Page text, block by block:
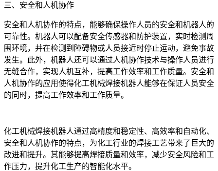
三、安全和人机协作
安全和人机协作的特点，能够确保操作人员的安全和机器人的
可靠性。机器人可以配备安全传感器和防护装置，实时检测周
围环境，并在检测到障碍物或人员接近时停止运动，避免事故
发生。此外，机器人还可以通过人机协作技术与操作人员进行
无缝合作，实现人机互补，提高工作效率和工作质量。安全和
人机协作的应用使得化工机械焊接机器人能够在保证人员安全
的同时，提高工作效率和工作质量。
化工机械焊接机器人通过高精度和稳定性、高效率和自动化、
安全和人机协作的特点，为化工行业的焊接工艺带来了巨大的
改进和提升。其能够提高焊接质量和效率，减少安全风险和工
作压力，提升化工生产的智能化水平。‍